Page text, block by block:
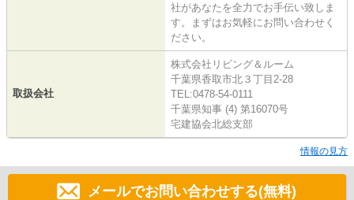
社があなたを全力でお手伝い致しま
す。まずはお気軽にお問い合わせく
ださい。
取扱会社
株式会社リビング＆ルーム
千葉県香取市北３丁目2-28
TEL:0478-54-0111
千葉県知事 (4) 第16070号
宅建協会北総支部
情報の見方
メールでお問い合わせする(無料)